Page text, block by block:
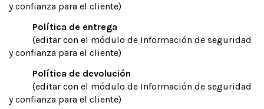
y confianza para el cliente)
Política de entrega
(editar con el módulo de Información de seguridad
y confianza para el cliente)
Política de devolución
(editar con el módulo de Información de seguridad
y confianza para el cliente)